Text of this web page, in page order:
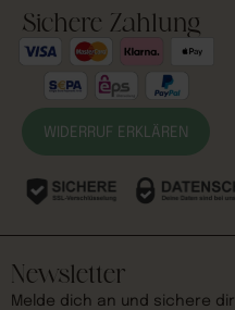
Sichere Zahlung
WIDERRUF ERKLÄREN
Newsletter
Melde dich an und sichere dir